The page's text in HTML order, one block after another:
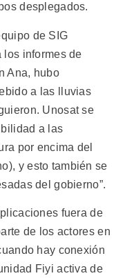
desplegados.
de SIG
los informes de
Ana, hubo
a las lluvias
Unosat se
a las
por encima del
y esto también se
del gobierno”.
fuera de
de los actores en
hay conexión
Fiyi activa de